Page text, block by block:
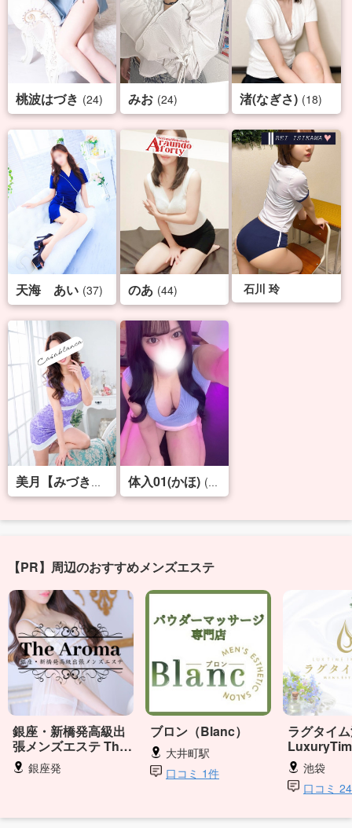
桃波はづき (24) みお (24) 渚(なぎさ) (18)
天海 あい (37) のあ (44) 石川 玲
美月【みづき】 体入01(かほ) (19)
【PR】周辺のおすすめメンズエステ
銀座・新橋発高級出
張メンズエステ The
Aroma
銀座発
ブロン（Blanc）
大井町駅
口コミ 1件
ラグタイ
池袋
口コミ